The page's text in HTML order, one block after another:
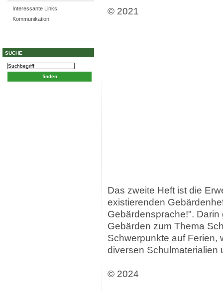
Interessante Links
Kommunikation
SUCHE
© 2021
Das zweite Heft ist die
existierenden
Gebärdensprache!".
Gebärden zum Thema
Schwerpunkte auf Ferien,
diversen Schulmaterialien
© 2024